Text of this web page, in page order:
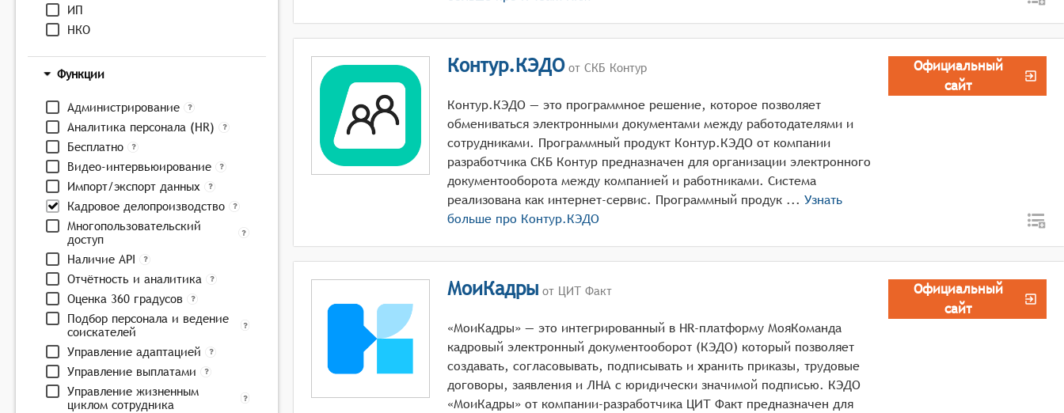
ИП
НКО
Функции
Администрирование
Аналитика персонала (HR)
Бесплатно
Видео-интервьюирование
Импорт/экспорт данных
Кадровое делопроизводство
Многопользовательский
доступ
Наличие API
Отчётность и аналитика
Оценка 360 градусов
Подбор персонала и ведение
соискателей
Управление адаптацией
Управление выплатами
Управление жизненным
циклом сотрудника
Контур.КЭДОот СКБ Контур
Контур.КЭДО — это программное решение, которое позволяет
обмениваться электронными документами между работодателями и
сотрудниками. Программный продукт Контур.КЭДО от компании
разработчика СКБ Контур предназначен для организации электронного
документооборота между компанией и работниками. Система
реализована как интернет-сервис. Программный продук ... Узнать
больше про Контур.КЭДО
Официальный
сайт
МоиКадры от ЦИТ Факт
«МоиКадры» — это интегрированный в HR-платформу МояКоманда
кадровый электронный документооборот (КЭДО) который позволяет
создавать, согласовывать, подписывать и хранить приказы, трудовые
договоры, заявления и ЛНА с юридически значимой подписью. КЭДО
«МоиКадры» от компании-разработчика ЦИТ Факт предназначен для
Официальный
сайт